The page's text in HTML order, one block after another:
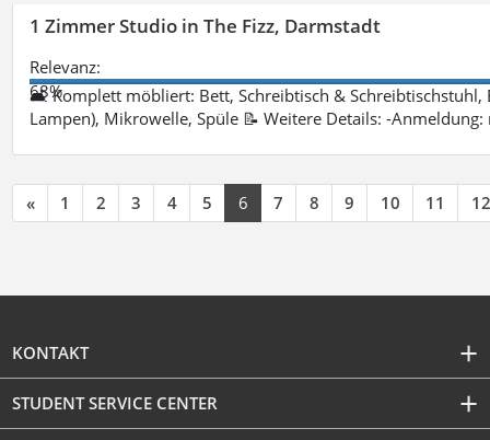
1 Zimmer Studio in The Fizz, Darmstadt
Relevanz:
68%
🛋 Komplett möbliert: Bett, Schreibtisch & Schreibtischstuhl,
Lampen), Mikrowelle, Spüle 📝 Weitere Details: -
« 1 2 3 4 5 6 7 8 9 10 11 12
KONTAKT
STUDENT SERVICE CENTER